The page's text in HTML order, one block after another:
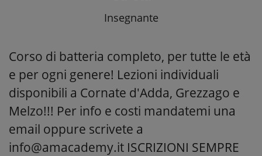
Insegnante
Corso di batteria completo, per tutte le età
e per ogni genere! Lezioni individuali
disponibili a Cornate d'Adda, Grezzago e
Melzo!!! Per info e costi mandatemi una
email oppure scrivete a
info@amacademy.it ISCRIZIONI SEMPRE